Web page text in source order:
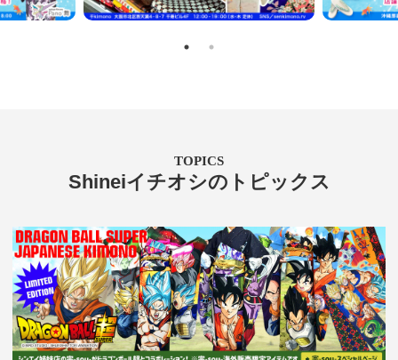
TOPICS
Shineiイチオシのトピックス